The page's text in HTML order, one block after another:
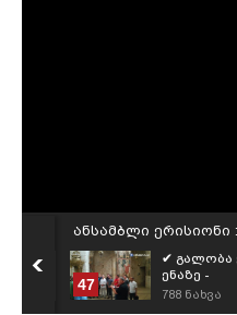
ანსამბლი ერისიონი :
47
✔
ენაზე -
788 ნახვა